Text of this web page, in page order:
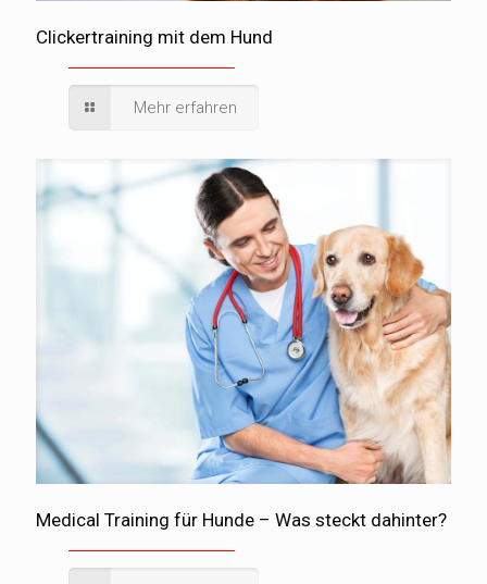
Clickertraining mit dem Hund
Mehr erfahren
Medical Training für Hunde – Was steckt dahinter?